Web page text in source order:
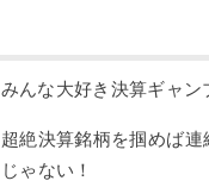
みんな大好き決算ギャン
超絶決算銘柄を掴めば連
じゃない！